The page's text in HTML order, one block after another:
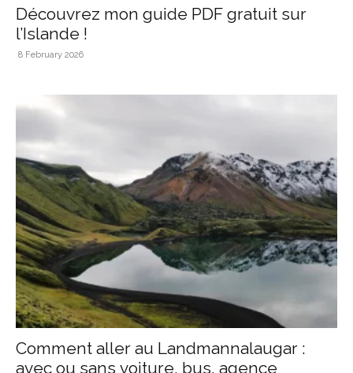
Découvrez mon guide PDF gratuit sur
l’Islande !
8 February 2026
Comment aller au Landmannalaugar :
avec ou sans voiture, bus, agence